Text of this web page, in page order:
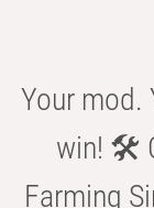
Your mod.
win! 🛠️
Farming